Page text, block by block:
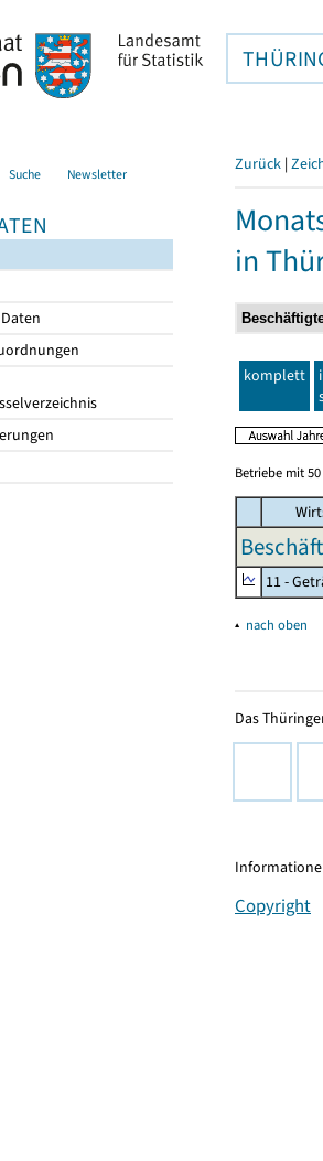
Suche Newsletter Zurück |
in
komplett
Betriebe mit
11 -
▴ nach oben
Das
Copyright